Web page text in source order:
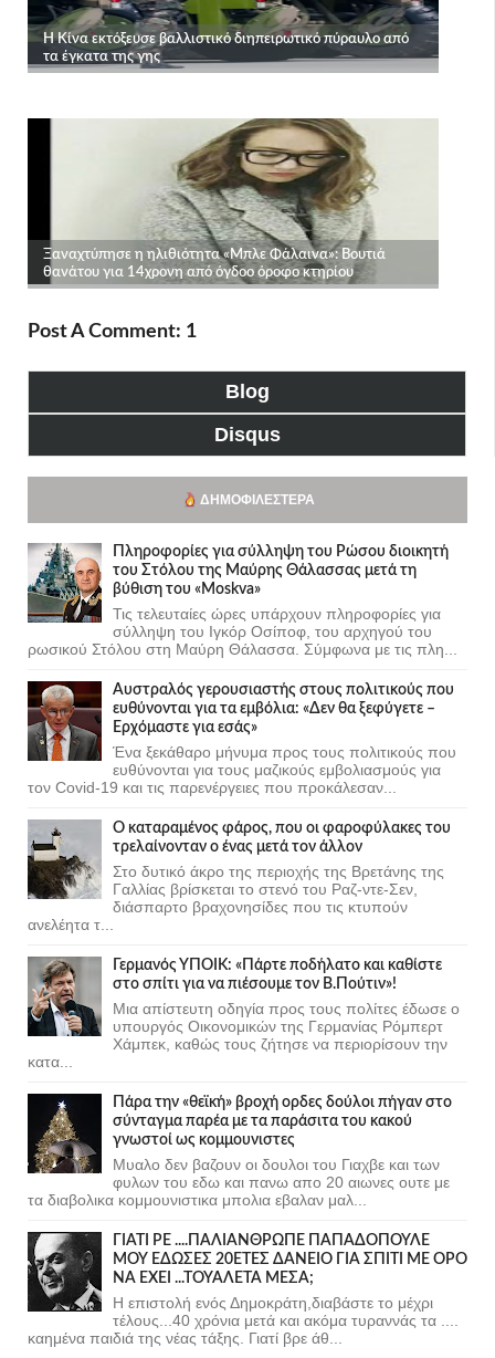
Post A Comment: 1
Blog
Disqus
ΔΗΜΟΦΙΛΈΣΤΕΡΑ
Πληροφορίες για σύλληψη του Ρώσου διοικητή
του Στόλου της Mαύρης Θάλασσας μετά τη
βύθιση του «Moskva»
Τις τελευταίες ώρες υπάρχουν πληροφορίες για
σύλληψη του Ιγκόρ Οσίποφ, του αρχηγού του
ρωσικού Στόλου στη Μαύρη Θάλασσα. Σύμφωνα με τις πλη...
Αυστραλός γερουσιαστής στους πολιτικούς που
ευθύνονται για τα εμβόλια: «Δεν θα ξεφύγετε –
Ερχόμαστε για εσάς»
Ένα ξεκάθαρο μήνυμα προς τους πολιτικούς που
ευθύνονται για τους μαζικούς εμβολιασμούς για
τον Covid-19 και τις παρενέργειες που προκάλεσαν...
Ο καταραμένος φάρος, που οι φαροφύλακες του
τρελαίνονταν ο ένας μετά τον άλλον
Στο δυτικό άκρο της περιοχής της Βρετάνης της
Γαλλίας βρίσκεται το στενό του Ραζ-ντε-Σεν,
διάσπαρτο βραχονησίδες που τις κτυπούν
ανελέητα τ...
Γερμανός ΥΠΟΙΚ: «Πάρτε ποδήλατο και καθίστε
στο σπίτι για να πιέσουμε τον Β.Πούτιν»!
Μια απίστευτη οδηγία προς τους πολίτες έδωσε ο
υπουργός Οικονομικών της Γερμανίας Ρόμπερτ
Χάμπεκ, καθώς τους ζήτησε να περιορίσουν την
κατα...
Πάρα την «θεϊκή» βροχή ορδες δούλοι πήγαν στο
σύνταγμα παρέα με τα παράσιτα του κακού
γνωστοί ως κομμουνιστες
Μυαλο δεν βαζουν οι δουλοι του Γιαχβε και των
φυλων του εδω και πανω απο 20 αιωνες ουτε με
τα διαβολικα κομμουνιστικα μπολια εβαλαν μαλ...
ΓΙΑΤΙ ΡΕ ....ΠΑΛΙΑΝΘΡΩΠΕ ΠΑΠΑΔΟΠΟΥΛΕ
ΜΟΥ ΕΔΩΣΕΣ 20ΕΤΕΣ ΔΑΝΕΙΟ ΓΙΑ ΣΠΙΤΙ ΜΕ ΟΡΟ
ΝΑ ΕΧΕΙ ...ΤΟΥΑΛΕΤΑ ΜΕΣΑ;
Η επιστολή ενός Δημοκράτη,διαβάστε το μέχρι
τέλους...40 χρόνια μετά και ακόμα τυραννάς τα ....
καημένα παιδιά της νέας τάξης. Γιατί βρε άθ...